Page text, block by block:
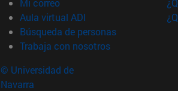
Mi correo
Aula virtual ADI (abre en nueva
Búsqueda de personas(abre en
Trabaja con nosotros(abre en nueva
© Universidad de
Navarra